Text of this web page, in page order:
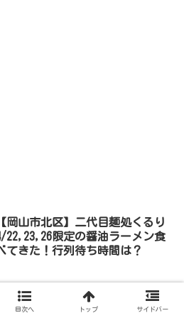
【岡山市北区】二代目麺処くるり
22,23,26限定の醤油ラーメン食
てきた！行列待ち時間は？
二代目麺処くるり」をご紹介します。
でお馴染みの人気味噌ラーメン店で、
岡山ラーメンではかなりハイレベルな
目次へ トップ サイドバー